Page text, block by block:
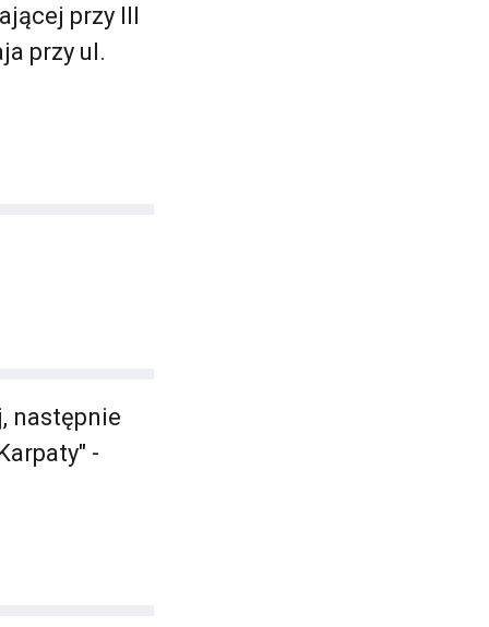
przy III
przy ul.
następnie
-